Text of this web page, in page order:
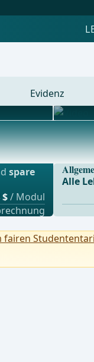
Evidenz
spare
$/ Modul
Alle
fairen